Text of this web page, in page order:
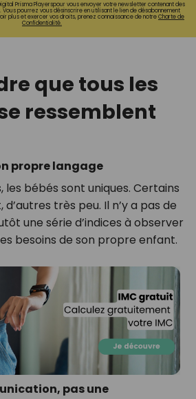
Prisma Playerspour vous envoyer votre newsletter contenant des
pourrez vous désinscrire en utilisant le lien de désabonnement
plus et exercer vos droits, prenez connaissance de notreCharte de
Confidentialité.
que tous les
ressemblent
propre langage
les bébés sont uniques. Certains
très peu. Il n’y a pas de
une série d’indices à observer
besoins de son propre enfant.
pas une